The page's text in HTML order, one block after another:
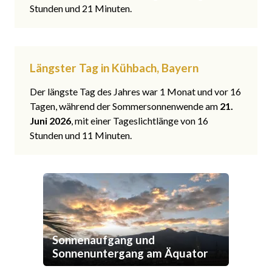
Stunden und 21 Minuten.
Längster Tag in Kühbach, Bayern
Der längste Tag des Jahres war 1 Monat und vor 16
Tagen, während der Sommersonnenwende am 21.
Juni 2026, mit einer Tageslichtlänge von 16
Stunden und 11 Minuten.
Sonnenaufgang und
Sonnenuntergang am Äquator